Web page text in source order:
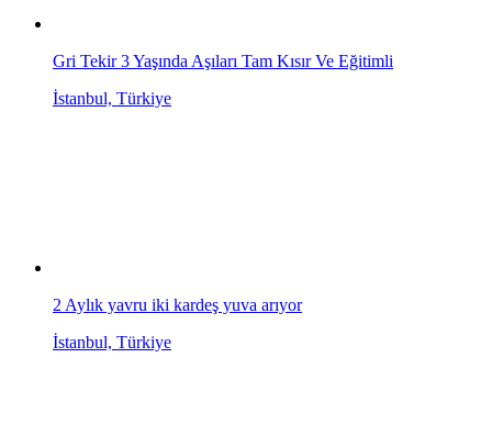
Gri Tekir 3 Yaşında Aşıları Tam Kısır Ve Eğitimli
İstanbul, Türkiye
2 Aylık yavru iki kardeş yuva arıyor
İstanbul, Türkiye